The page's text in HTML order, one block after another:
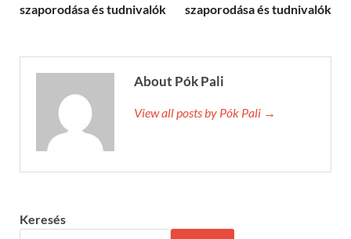
szaporodása és tudnivalók
szaporodása és tudnivalók
About Pók Pali
View all posts by Pók Pali →
Keresés